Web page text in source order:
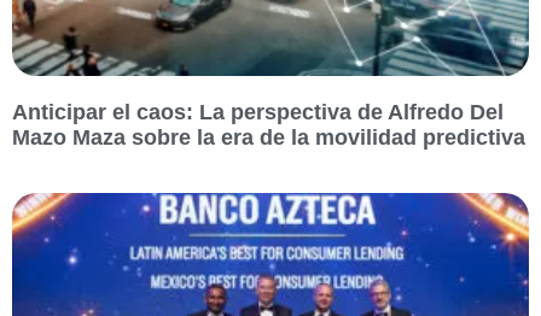
Anticipar el caos: La perspectiva de Alfredo Del
Mazo Maza sobre la era de la movilidad predictiva